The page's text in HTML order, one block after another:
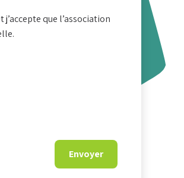
que l’association